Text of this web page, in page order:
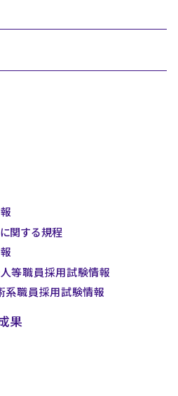
関する規程
等職員採用試験情報
系職員採用試験情報
果